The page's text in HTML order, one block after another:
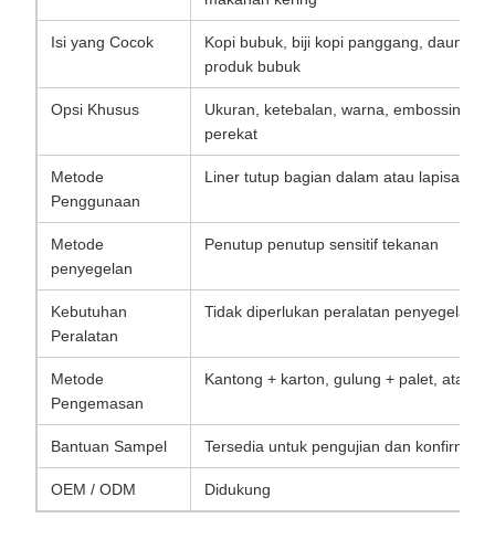
Isi yang Cocok
Kopi bubuk, biji kopi panggang, daun
produk bubuk
Opsi Khusus
Ukuran, ketebalan, warna, embossing
perekat
Metode
Penggunaan
Liner tutup bagian dalam atau lapisan
Metode
penyegelan
Penutup penutup sensitif tekanan
Kebutuhan
Peralatan
Tidak diperlukan peralatan penyegelan
Metode
Pengemasan
Kantong + karton, gulung + palet, atau
Bantuan Sampel Tersedia untuk pengujian dan konfirmasi
OEM / ODM Didukung